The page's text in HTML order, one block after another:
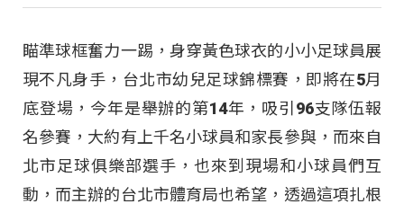
瞄準球框奮力一踢，身穿黃色球衣的小小足球員展
現不凡身手，台北市幼兒足球錦標賽，即將在5月
底登場，今年是舉辦的第14年，吸引96支隊伍報
名參賽，大約有上千名小球員和家長參與，而來自
北市足球俱樂部選手，也來到現場和小球員們互
動，而主辦的台北市體育局也希望，透過這項扎根